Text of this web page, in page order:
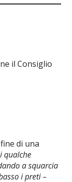
il Consiglio
di una
qualche
a squarcia
i preti –